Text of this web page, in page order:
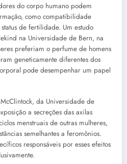
do corpo humano podem
como compatibilidade
de fertilidade. Um estudo
na Universidade de Bern, na
preferiam o perfume de homens
geneticamente diferentes dos
pode desempenhar um papel
da Universidade de
a secreções das axilas
menstruais de outras mulheres,
semelhantes a feromônios.
responsáveis por esses efeitos